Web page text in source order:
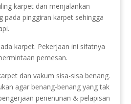
karpet dan menjalankan
pada pinggiran karpet sehingga
karpet. Pekerjaan ini sifatnya
pemesan.
dan vakum sisa-sisa benang.
agar benang-benang yang tak
penenunan & pelapisan